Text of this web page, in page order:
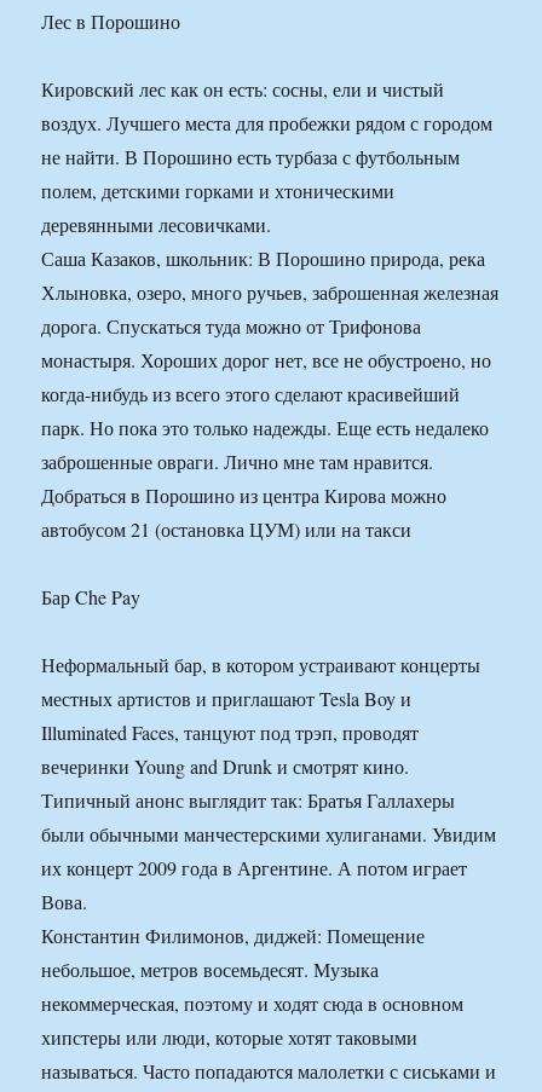
Лес в Порошино
Кировский лес как он есть: сосны, ели и чистый
воздух. Лучшего места для пробежки рядом с городом
не найти. В Порошино есть турбаза с футбольным
полем, детскими горками и хтоническими
деревянными лесовичками.
Саша Казаков, школьник: В Порошино природа, река
Хлыновка, озеро, много ручьев, заброшенная железная
дорога. Спускаться туда можно от Трифонова
монастыря. Хороших дорог нет, все не обустроено, но
когда-нибудь из всего этого сделают красивейший
парк. Но пока это только надежды. Еще есть недалеко
заброшенные овраги. Лично мне там нравится.
Добраться в Порошино из центра Кирова можно
автобусом 21 (остановка ЦУМ) или на такси
Бар Che Pay
Неформальный бар, в котором устраивают концерты
местных артистов и приглашают Tesla Boy и
Illuminated Faces, танцуют под трэп, проводят
вечеринки Young and Drunk и смотрят кино.
Типичный анонс выглядит так: Братья Галлахеры
были обычными манчестерскими хулиганами. Увидим
их концерт 2009 года в Аргентине. А потом играет
Вова.
Константин Филимонов, диджей: Помещение
небольшое, метров восемьдесят. Музыка
некоммерческая, поэтому и ходят сюда в основном
хипстеры или люди, которые хотят таковыми
называться. Часто попадаются малолетки с сиськами и